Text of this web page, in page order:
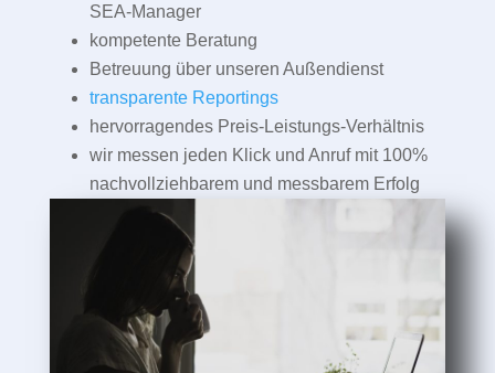
SEA-Manager
kompetente Beratung
Betreuung über unseren Außendienst
transparente Reportings
hervorragendes Preis-Leistungs-Verhältnis
wir messen jeden Klick und Anruf mit 100%
nachvollziehbarem und messbarem Erfolg